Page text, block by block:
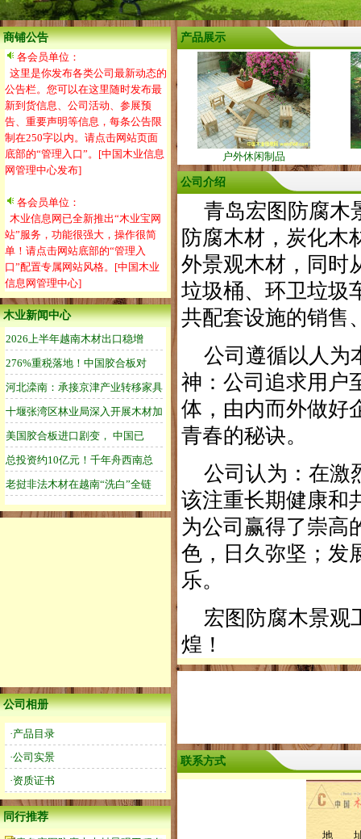
商铺公告
各会员单位：
这里是你发布各类公司最新动态的
公告栏。您可以在这里随时发布最
新到货信息、公司活动、参展预
告、重要声明等信息，每条公告限
制在250字以内。请点击网站页面
底部的“管理入口”。[中国木业信息
网管理中心发布]
各会员单位：
木业信息网已全新推出“木业宝网
站”服务，功能很强大，操作很简
单！请点击网站底部的“管理入
口”配置专属网站风格。[中国木业
信息网管理中心]
木业新闻中心
公司相册
·产品目录
·公司实景
·资质证书
同行推荐
产品展示
户外休闲制品
公司介绍
青岛宏图防腐木
防腐木材，炭化木
外景观木材，同时
垃圾桶、环卫垃圾
共配套设施的销售
公司遵循以人为
神：公司追求用户
体，由内而外做好
青春的秘诀。
公司认为：在激
该注重长期健康和
为公司赢得了崇高
色，日久弥坚；发
乐。
宏图防腐木景观
煌！
联系方式
地 址